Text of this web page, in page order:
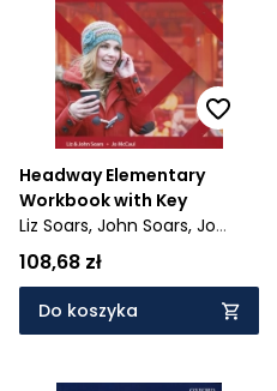
Headway Elementary
Workbook with Key
Liz Soars, John Soars, Jo
McCaul
108,68 zł
Do koszyka